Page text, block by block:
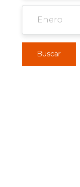
Buscar